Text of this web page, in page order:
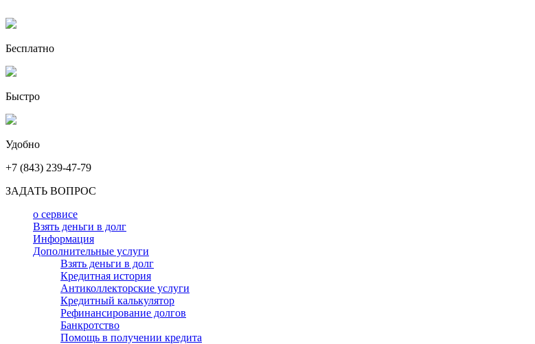
Бесплатно
Быстро
Удобно
+7 (843) 239-47-79
ЗАДАТЬ ВОПРОС
о сервисе
Взять деньги в долг
Информация
Дополнительные услуги
Взять деньги в долг
Кредитная история
Антиколлекторские услуги
Кредитный калькулятор
Рефинансирование долгов
Банкротство
Помощь в получении кредита